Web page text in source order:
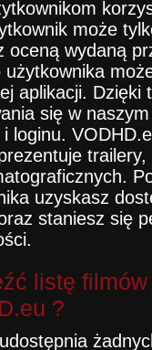
może
oceną wydaną
aplikacji. Dzięki
się w
loginu.
trailery,
uzyskasz
staniesz się
listę
?